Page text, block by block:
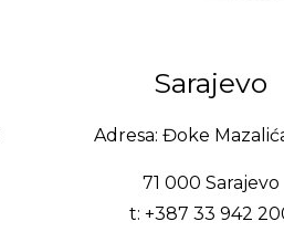
Sarajevo
Adresa: Đoke
71 000 Sarajevo
t: +387 33 942